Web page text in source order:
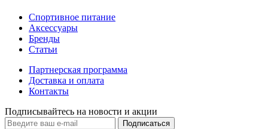
Спортивное питание
Аксессуары
Бренды
Статьи
Партнерская программа
Доставка и оплата
Контакты
Подписывайтесь на новости и акции
Подписаться